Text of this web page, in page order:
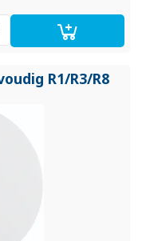
R1/R3/R8